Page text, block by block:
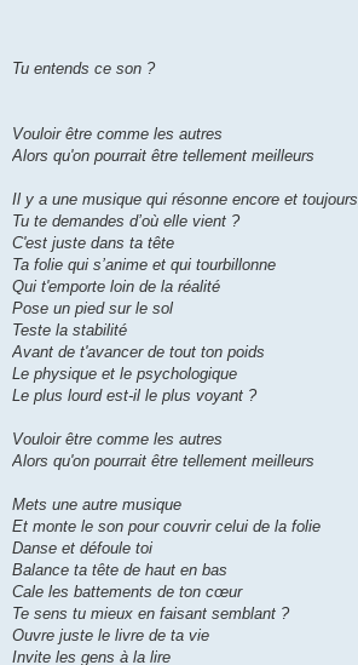
Tu entends ce son ?
Vouloir être comme les autres
Alors qu'on pourrait être tellement meilleurs
Il y a une musique qui résonne encore et toujours,
Tu te demandes d’où elle vient ?
C'est juste dans ta tête
Ta folie qui s’anime et qui tourbillonne
Qui t'emporte loin de la réalité
Pose un pied sur le sol
Teste la stabilité
Avant de t'avancer de tout ton poids
Le physique et le psychologique
Le plus lourd est-il le plus voyant ?
Vouloir être comme les autres
Alors qu'on pourrait être tellement meilleurs
Mets une autre musique
Et monte le son pour couvrir celui de la folie
Danse et défoule toi
Balance ta tête de haut en bas
Cale les battements de ton cœur
Te sens tu mieux en faisant semblant ?
Ouvre juste le livre de ta vie
Invite les gens à la lire